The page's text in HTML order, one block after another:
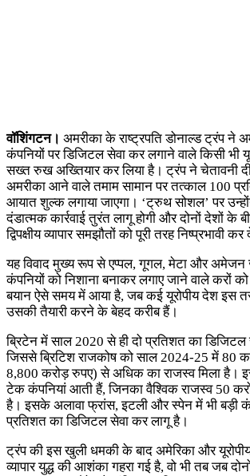
वॉशिंगटन। अमरीका के राष्ट्रपति डोनाल्ड ट्रंप ने
कंपनियों पर डिजिटल सेवा कर लगाने वाले किसी भी
सख्त रुख अख्तियार कर लिया है। ट्रंप ने चेतावनी
अमरीका आने वाले तमाम सामान पर तत्काल 100
आयात शुल्क लगाया जाएगा। ‘ट्रुथ सोशल’ पर
दंडात्मक कार्रवाई तुरंत लागू होगी और दोनों देशों के
द्विपक्षीय व्यापार समझौतों को पूरी तरह निष्प्रभावी कर
यह विवाद मुख्य रूप से एप्पल, गूगल, मेटा और अमेजन
कंपनियों को निशाना बनाकर लगाए जाने वाले करों
बयान ऐसे समय में आया है, जब कई यूरोपीय देश इस
उसकी तैयारी करने के बेहद करीब हैं।
ब्रिटेन में साल 2020 से ही दो प्रतिशत का
जिससे ब्रिटिश राजकोष को साल 2024-25 में 80
8,800 करोड़ रुपए) से अधिक का राजस्व मिला है।
टेक कंपनियां आती हैं, जिनका वैश्विक राजस्व 50
है। इसके अलावा फ्रांस, इटली और स्पेन में भी बड़ी
प्रतिशत का डिजिटल सेवा कर लागू है।
ट्रंप की इस खुली धमकी के बाद अमेरिका और
व्यापार युद्ध की आशंका गहरा गई है, वो भी तब जब